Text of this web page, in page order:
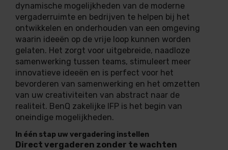
dynamische mogelijkheden van de moderne
vergaderruimte en bedrijven te helpen bij het
ontwikkelen en onderhouden van een omgeving
waarin ideeën op de vrije loop kunnen worden
gelaten. Het zorgt voor uitgebreide, naadloze
samenwerking tussen teams, stimuleert meer
innovatieve ideeën en is perfect voor het
bevorderen van samenwerking en het omzetten
van uw creativiteiten van abstract naar de
realiteit. BenQ zakelijke IFP is het begin van
oneindige mogelijkheden.
In één stap uw vergadering instellen
Direct vergaderen zonder te wachten